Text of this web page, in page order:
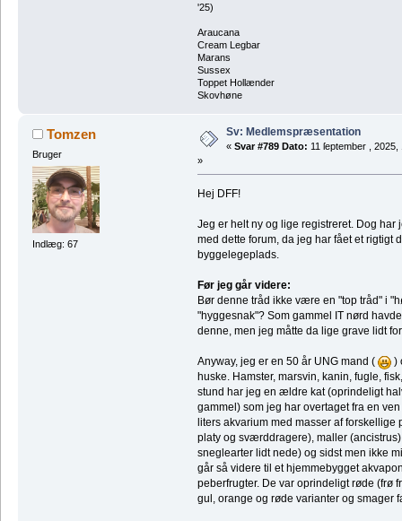
'25)
Araucana
Cream Legbar
Marans
Sussex
Toppet Hollænder
Skovhøne
Tomzen
Bruger
Indlæg: 67
Sv: Medlemspræsentation
« Svar #789 Dato: 11 ſeptember , 2025,
»
Hej DFF!
Jeg er helt ny og lige registreret. Dog
med dette forum, da jeg har fået et rigtigt
byggelegeplads.
Før jeg går videre:
Bør denne tråd ikke være en "top tråd" i
"hyggesnak"? Som gammel IT nørd
denne, men jeg måtte da lige grave lidt
Anyway, jeg er en 50 år UNG mand (
)
huske. Hamster, marsvin, kanin, fugle,
stund har jeg en ældre kat (oprindeligt
gammel) som jeg har overtaget fra en
liters akvarium med masser af
platy og sværddragere), maller
sneglearter lidt nede) og sidst men ikke
går så videre til et hjemmebygget
peberfrugter. De var oprindeligt røde (frø
gul, orange og røde varianter og smager